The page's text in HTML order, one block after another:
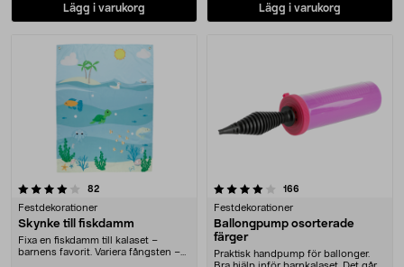
Lägg i varukorg Lägg i varukorg
82recensioner
Festdekorationer
Skynke till fiskdamm
Fixa en fiskdamm till kalaset –
barnens favorit. Variera fångsten –
4.0 av 5 stjärnor 166
Festdekorationer
Ballongpump osorterade
färger
Praktisk handpump för ballonger.